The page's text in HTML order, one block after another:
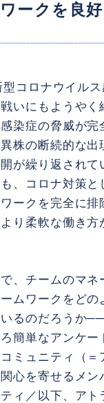
ークを良
コロナウイルス
いにもようやく
染症の脅威が完
株の断続的な出
が繰り返されて
、コロナ対策と
ークを完全に排
り柔軟な働き方
、チームのマネ
ムワークをどの
いるのだろうか
簡単なアンケー
ミュニティ（＝
心を寄せるメン
ィ／以下、アト